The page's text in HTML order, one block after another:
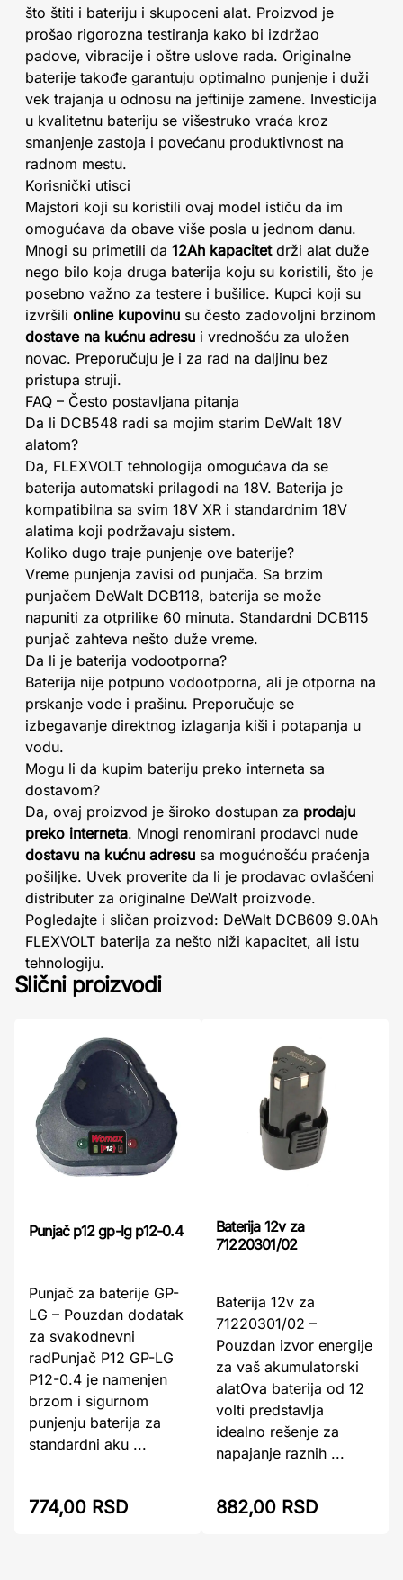
što štiti i bateriju i skupoceni alat. Proizvod je
prošao rigorozna testiranja kako bi izdržao
padove, vibracije i oštre uslove rada. Originalne
baterije takođe garantuju optimalno punjenje i duži
vek trajanja u odnosu na jeftinije zamene. Investicija
u kvalitetnu bateriju se višestruko vraća kroz
smanjenje zastoja i povećanu produktivnost na
radnom mestu.
Korisnički utisci
Majstori koji su koristili ovaj model ističu da im
omogućava da obave više posla u jednom danu.
Mnogi su primetili da 12Ah kapacitetdrži alat duže
nego bilo koja druga baterija koju su koristili, što je
posebno važno za testere i bušilice. Kupci koji su
izvršili online kupovinu su često zadovoljni brzinom
dostave na kućnu adresu i vrednošću za uložen
novac. Preporučuju je i za rad na daljinu bez
pristupa struji.
FAQ – Često postavljana pitanja
Da li DCB548 radi sa mojim starim DeWalt 18V
alatom?
Da, FLEXVOLT tehnologija omogućava da se
baterija automatski prilagodi na 18V. Baterija je
kompatibilna sa svim 18V XR i standardnim 18V
alatima koji podržavaju sistem.
Koliko dugo traje punjenje ove baterije?
Vreme punjenja zavisi od punjača. Sa brzim
punjačem DeWalt DCB118, baterija se može
napuniti za otprilike 60 minuta. Standardni DCB115
punjač zahteva nešto duže vreme.
Da li je baterija vodootporna?
Baterija nije potpuno vodootporna, ali je otporna na
prskanje vode i prašinu. Preporučuje se
izbegavanje direktnog izlaganja kiši i potapanja u
vodu.
Mogu li da kupim bateriju preko interneta sa
dostavom?
Da, ovaj proizvod je široko dostupan za prodaju
preko interneta. Mnogi renomirani prodavci nude
dostavu na kućnu adresu sa mogućnošću praćenja
pošiljke. Uvek proverite da li je prodavac ovlašćeni
distributer za originalne DeWalt proizvode.
Pogledajte i sličan proizvod: DeWalt DCB609 9.0Ah
FLEXVOLT baterija za nešto niži kapacitet, ali istu
tehnologiju.
Slični proizvodi
Punjač p12 gp-lg p12-0.4
Punjač za baterije GP-
LG – Pouzdan dodatak
za svakodnevni
radPunjač P12 GP-LG
P12-0.4 je namenjen
brzom i sigurnom
punjenju baterija za
standardni aku ...
774,00 RSD
Baterija 12v za
71220301/02
Baterija 12v za
71220301/02 –
Pouzdan izvor energije
za vaš akumulatorski
alatOva baterija od 12
volti predstavlja
idealno rešenje za
napajanje raznih ...
882,00 RSD